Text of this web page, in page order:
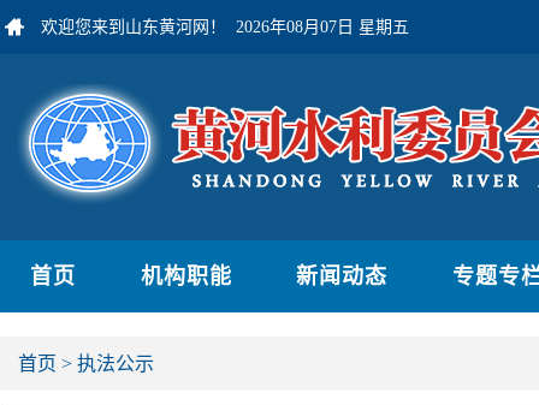
欢迎您来到山东黄河网！ 2026年08月07日 星期五
首页 机构职能 新闻动态 专题专
首页 > 执法公示